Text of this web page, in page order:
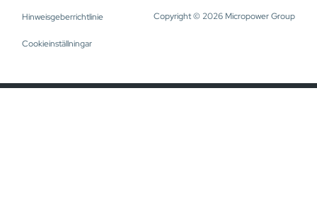
Hinweisgeberrichtlinie
Cookieinställningar
Copyright © 2026 Micropower Group